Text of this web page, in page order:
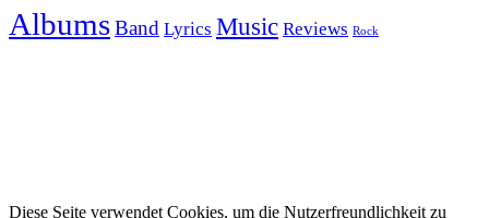
AlbumsBand Lyrics Music Reviews Rock
Diese Seite verwendet Cookies, um die Nutzerfreundlichkeit zu